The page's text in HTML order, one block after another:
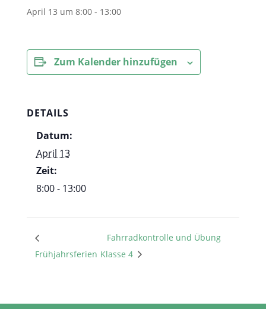
April 13 um 8:00- 13:00
Zum Kalender hinzufügen
DETAILS
Datum:
April 13
Zeit:
8:00 - 13:00
Frühjahrsferien
Fahrradkontrolle und Übung
Klasse 4